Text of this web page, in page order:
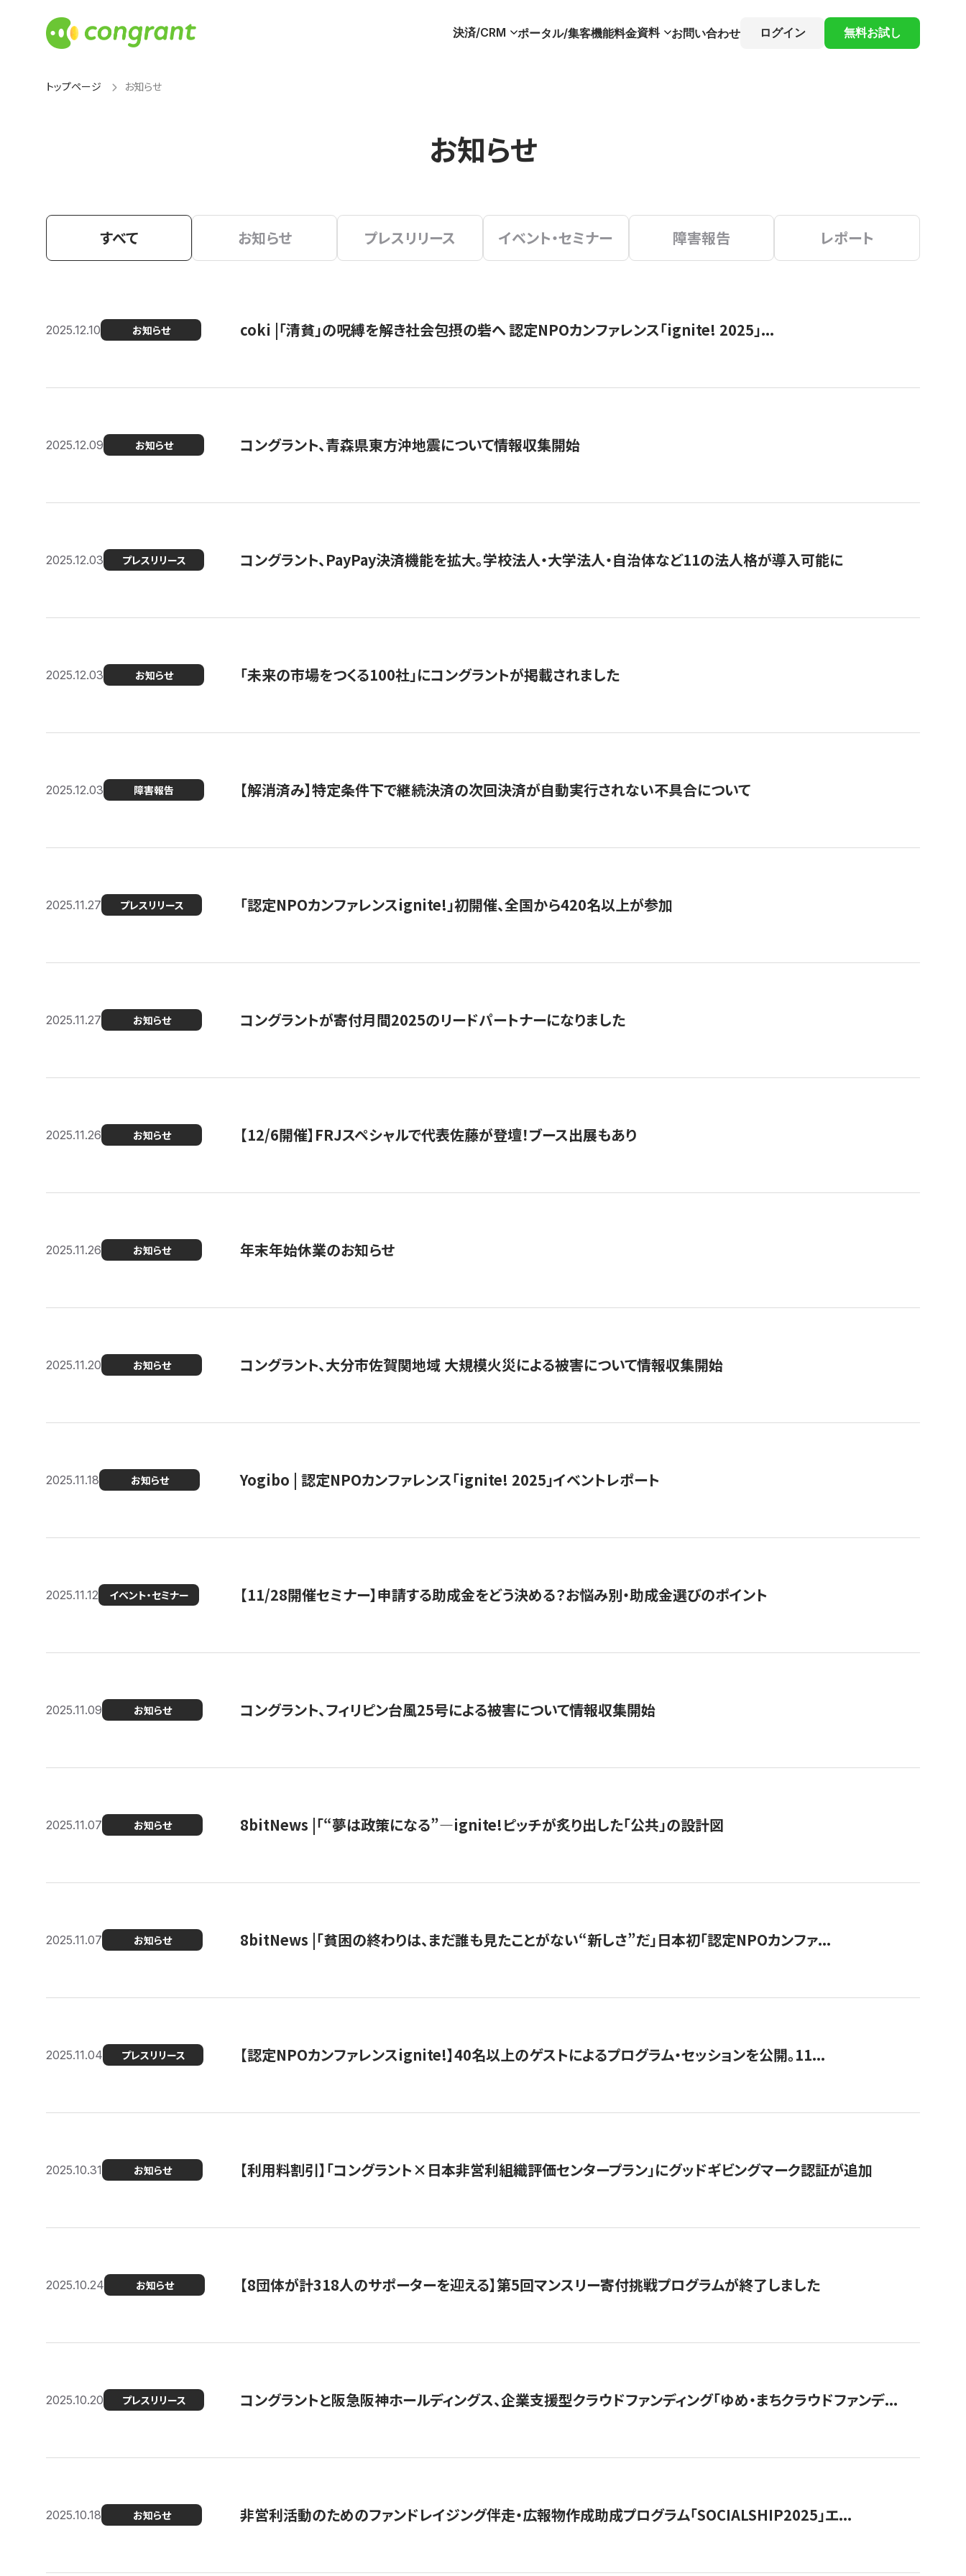
決済/CRM ポータル/集客機能料金資料 お問い合わせ ログイン 無料お試し
トップページ お知らせ
お知らせ
すべて お知らせ プレスリリース イベント・セミナー 障害報告 レポート
2025.12.10 お知らせ coki |「清貧」の呪縛を解き社会包摂の砦へ 認定NPOカンファレンス「ignite! 2025」...
2025.12.09 お知らせ コングラント、青森県東方沖地震について情報収集開始
2025.12.03 プレスリリース コングラント、PayPay決済機能を拡大。学校法人・大学法人・自治体など11の法人格が導入可能に
2025.12.03 お知らせ 「未来の市場をつくる100社」にコングラントが掲載されました
2025.12.03 障害報告 【解消済み】特定条件下で継続決済の次回決済が自動実行されない不具合について
2025.11.27 プレスリリース 「認定NPOカンファレンスignite!」初開催、全国から420名以上が参加
2025.11.27 お知らせ コングラントが寄付月間2025のリードパートナーになりました
2025.11.26 お知らせ 【12/6開催】FRJスペシャルで代表佐藤が登壇！ブース出展もあり
2025.11.26 お知らせ 年末年始休業のお知らせ
2025.11.20 お知らせ コングラント、大分市佐賀関地域 大規模火災による被害について情報収集開始
2025.11.18 お知らせ Yogibo | 認定NPOカンファレンス「ignite! 2025」イベントレポート
2025.11.12 イベント・セミナー 【11/28開催セミナー】申請する助成金をどう決める？お悩み別・助成金選びのポイント
2025.11.09 お知らせ コングラント、フィリピン台風25号による被害について情報収集開始
2025.11.07 お知らせ 8bitNews |「“夢は政策になる”—ignite!ピッチが炙り出した「公共」の設計図
2025.11.07 お知らせ 8bitNews |「貧困の終わりは、まだ誰も見たことがない“新しさ”だ」日本初「認定NPOカンファ...
2025.11.04 プレスリリース 【認定NPOカンファレンスignite!】40名以上のゲストによるプログラム・セッションを公開。11...
2025.10.31 お知らせ 【利用料割引】「コングラント×日本非営利組織評価センタープラン」にグッドギビングマーク認証が追加
2025.10.24 お知らせ 【8団体が計318人のサポーターを迎える】​​第5回マンスリー寄付挑戦プログラムが終了しました
2025.10.20 プレスリリース コングラントと阪急阪神ホールディングス、企業支援型クラウドファンディング「ゆめ・まちクラウドファンデ...
2025.10.18 お知らせ 非営利活動のためのファンドレイジング伴走・広報物作成助成プログラム「SOCIALSHIP2025」エ...